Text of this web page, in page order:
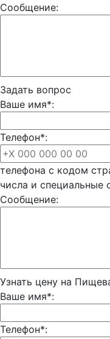
Сообщение:
Задать вопрос
Ваше имя*:
Телефон*:
телефона с кодом
числа и специальные
Сообщение:
Узнать цену на
Ваше имя*:
Телефон*: